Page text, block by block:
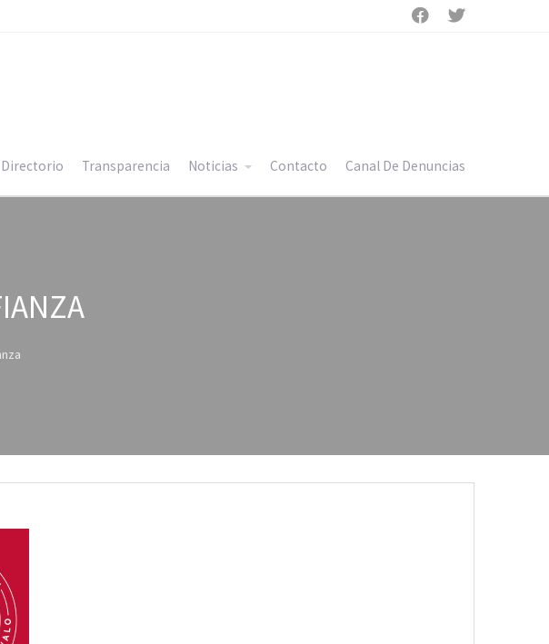
 
Directorio Transparencia Noticias Contacto Canal De Denuncias